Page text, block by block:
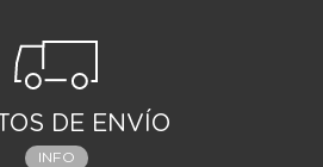
DE ENVÍO
INFO